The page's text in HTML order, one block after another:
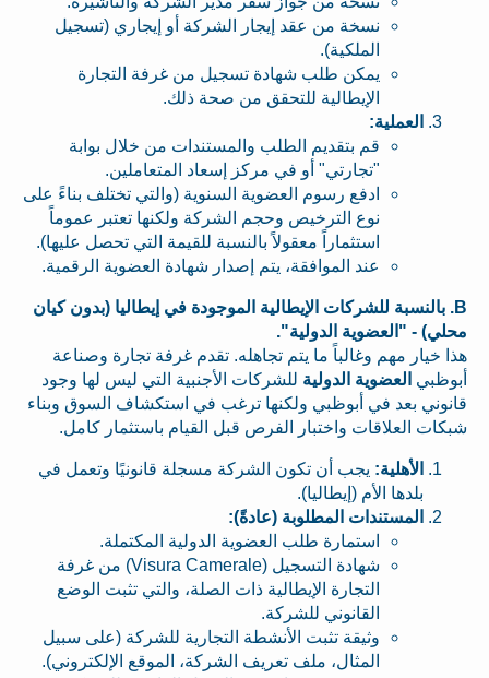
نسخة من عقد إيجار الشركة أو إيجاري (تسجيل
الملكية).
يمكن طلب شهادة تسجيل من غرفة التجارة
الإيطالية للتحقق من صحة ذلك.
العملية:
قم بتقديم الطلب والمستندات من خلال بوابة
"تجارتي" أو في مركز إسعاد المتعاملين.
ادفع رسوم العضوية السنوية (والتي تختلف بناءً على
نوع الترخيص وحجم الشركة ولكنها تعتبر عموماً
استثماراً معقولاً بالنسبة للقيمة التي تحصل عليها).
عند الموافقة، يتم إصدار شهادة العضوية الرقمية.
B. بالنسبة للشركات الإيطالية الموجودة في إيطاليا (بدون كيان
محلي) - "العضوية الدولية".
هذا خيار مهم وغالباً ما يتم تجاهله. تقدم غرفة تجارة وصناعة
أبوظبي العضوية الدولية للشركات الأجنبية التي ليس لها وجود
قانوني بعد في أبوظبي ولكنها ترغب في استكشاف السوق وبناء
شبكات العلاقات واختبار الفرص قبل القيام باستثمار كامل.
الأهلية: يجب أن تكون الشركة مسجلة قانونيًا وتعمل في
بلدها الأم (إيطاليا).
المستندات المطلوبة (عادةً):
استمارة طلب العضوية الدولية المكتملة.
شهادة التسجيل (Visura Camerale) من غرفة
التجارة الإيطالية ذات الصلة، والتي تثبت الوضع
القانوني للشركة.
وثيقة تثبت الأنشطة التجارية للشركة (على سبيل
المثال، ملف تعريف الشركة، الموقع الإلكتروني).